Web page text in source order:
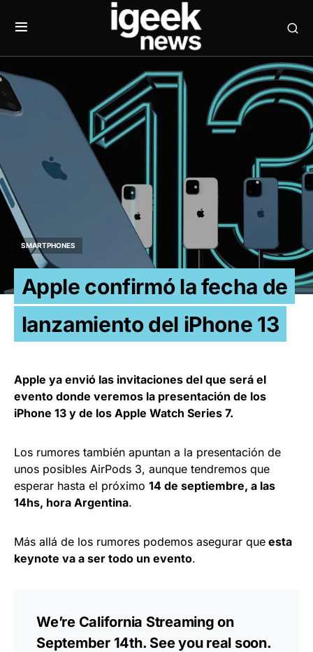
SMARTPHONES
Apple confirmó la fecha de
lanzamiento del iPhone 13
Apple ya envió las invitaciones del que será el
evento donde veremos la presentación de los
iPhone 13 y de los Apple Watch Series 7.
Los rumores también apuntan a la presentación de
unos posibles AirPods 3, aunque tendremos que
esperar hasta el próximo 14 de septiembre, a las
14hs, hora Argentina.
Más allá de los rumores podemos asegurar que esta
keynote va a ser todo un evento.
We’re California Streaming on
September 14th. See you real soon.